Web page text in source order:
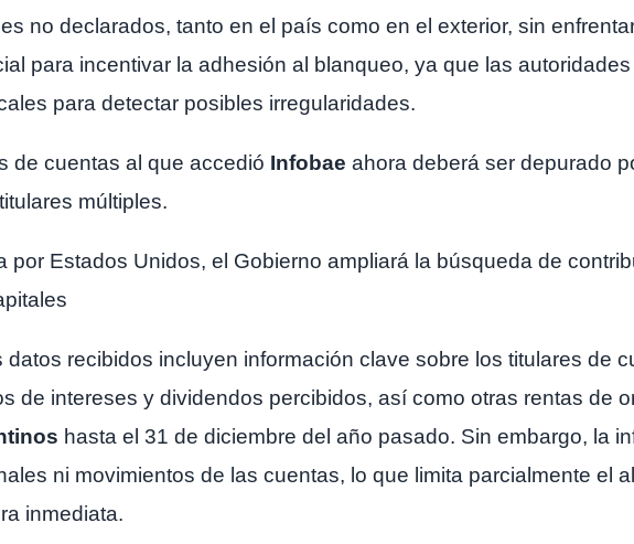
no declarados, tanto en el país como en el exterior, sin
para incentivar la adhesión al blanqueo, ya que las
para detectar posibles irregularidades.
de cuentas al que accedió Infobae ahora deberá ser depurado
múltiples.
por Estados Unidos, el Gobierno ampliará la búsqueda de
datos recibidos incluyen información clave sobre los titulares de
de intereses y dividendos percibidos, así como otras rentas de
hasta el 31 de diciembre del año pasado. Sin embargo, la
ni movimientos de las cuentas, lo que limita parcialmente el
inmediata.